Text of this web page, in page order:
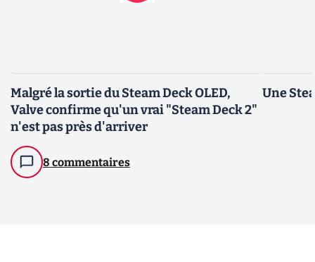
Malgré la sortie du Steam Deck OLED,
Valve confirme qu'un vrai "Steam Deck 2"
n'est pas près d'arriver
8 commentaires
Une